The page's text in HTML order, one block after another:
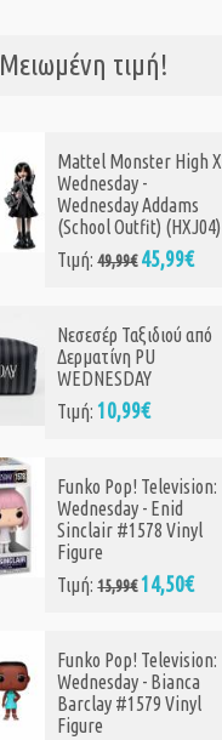
Μειωμένη τιμή!
Mattel Monster High X
Wednesday -
Wednesday Addams
(School Outfit) (HXJ04)
Τιμή:49,99€ 45,99€
Νεσεσέρ Ταξιδιού από
Δερματίνη PU
WEDNESDAY
Τιμή: 10,99€
Funko Pop! Television:
Wednesday - Enid
Sinclair #1578 Vinyl
Figure
Τιμή:15,99€ 14,50€
Funko Pop! Television:
Wednesday - Bianca
Barclay #1579 Vinyl
Figure